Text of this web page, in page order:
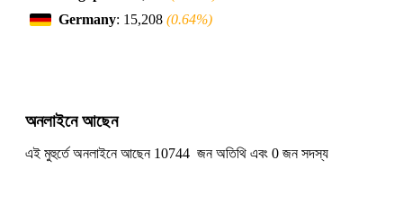
Germany: 15,208 (0.64%)
অনলাইনে আছেন
এই মুহুর্তে অনলাইনে আছেন 10744 জন অতিথি এবং 0 জন সদস্য